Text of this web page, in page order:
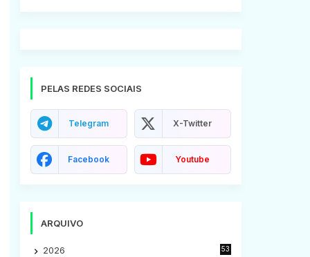
PELAS REDES SOCIAIS
Telegram X-Twitter
Facebook Youtube
ARQUIVO
2026 53